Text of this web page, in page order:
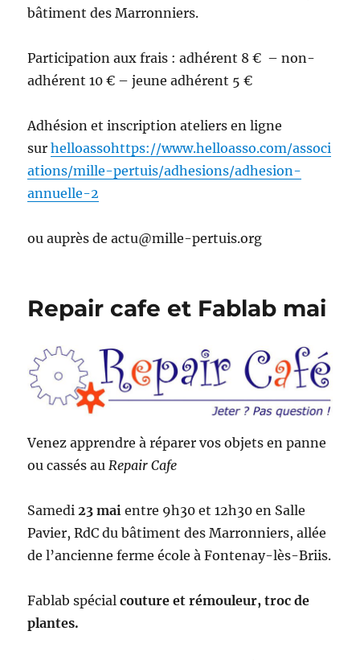
bâtiment des Marronniers.
Participation aux frais : adhérent 8 € – non-
adhérent 10 € – jeune adhérent 5 €
Adhésion et inscription ateliers en ligne
surhelloassohttps://www.helloasso.com/associ
ations/mille-pertuis/adhesions/adhesion-
annuelle-2
ou auprès de actu@mille-pertuis.org
Repair cafe et Fablab mai
Venez apprendre à réparer vos objets en panne
ou cassés au Repair Cafe
Samedi 23 maientre 9h30 et 12h30 en Salle
Pavier, RdC du bâtiment des Marronniers, allée
de l’ancienne ferme école à Fontenay-lès-Briis.
Fablab spécialcouture et rémouleur, troc de
plantes.